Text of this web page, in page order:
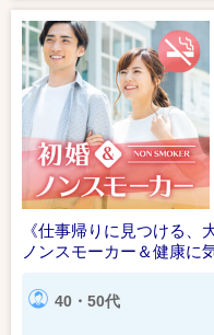
《仕事帰りに見つける、
ノンスモーカー＆健康に
40・50代